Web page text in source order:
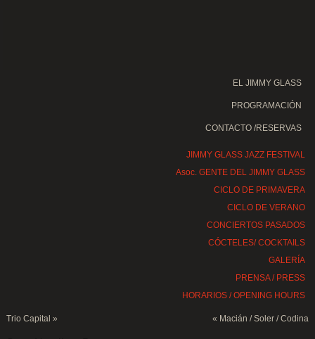
EL JIMMY GLASS
PROGRAMACIÓN
CONTACTO /RESERVAS
JIMMY GLASS JAZZ FESTIVAL
Asoc. GENTE DEL JIMMY GLASS
CICLO DE PRIMAVERA
CICLO DE VERANO
CONCIERTOS PASADOS
CÓCTELES/ COCKTAILS
GALERÍA
PRENSA / PRESS
HORARIOS / OPENING HOURS
Trio Capital » « Macián / Soler / Codina